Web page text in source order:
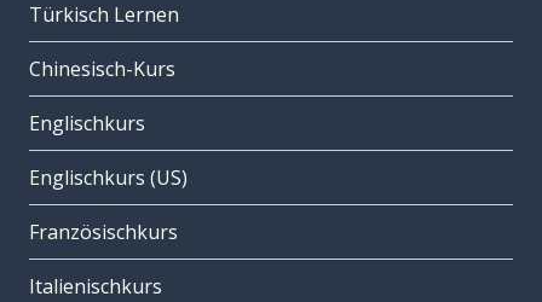
Türkisch Lernen
Chinesisch-Kurs
Englischkurs
Englischkurs (US)
Französischkurs
Italienischkurs